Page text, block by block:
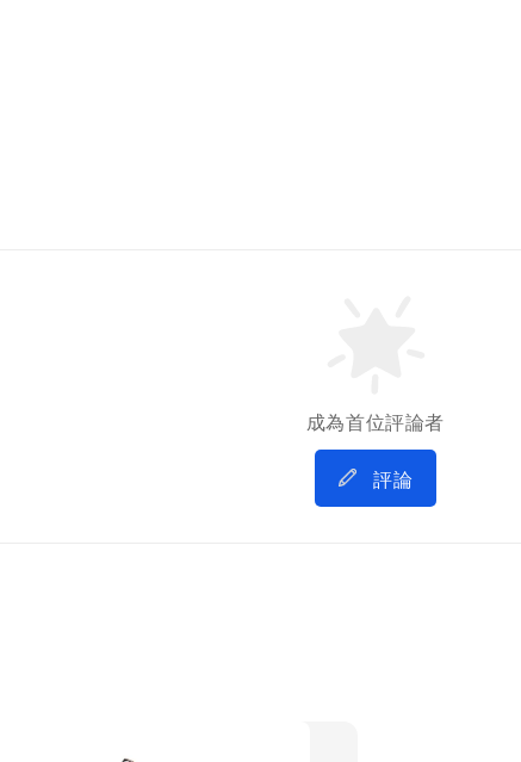
成為首位評論者
評論